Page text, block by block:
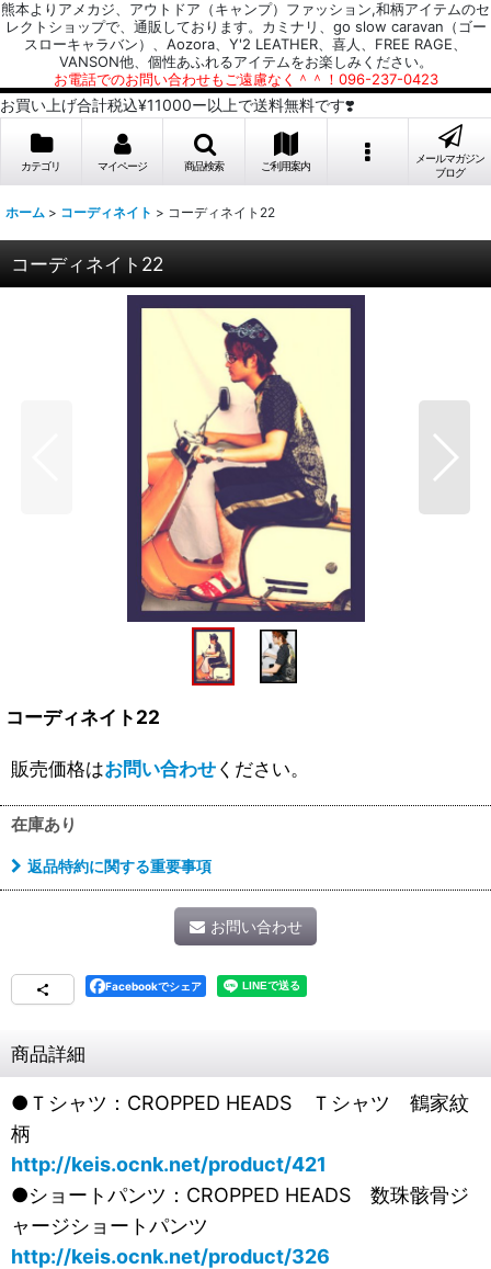
熊本よりアメカジ、アウトドア（キャンプ）ファッション,和柄アイテムのセ
レクトショップで、通販しております。カミナリ、go slow caravan（ゴー
スローキャラバン）、Aozora、Y'2 LEATHER、喜人、FREE RAGE、
VANSON他、個性あふれるアイテムをお楽しみください。
お電話でのお問い合わせもご遠慮なく＾＾！096-237-0423
お買い上げ合計税込¥11000ー以上で送料無料です❣️
カテゴリ マイページ 商品検索 ご利用案内
メールマガジン
ブログ
ホーム > コーディネイト > コーディネイト22
コーディネイト22
コーディネイト22
販売価格はお問い合わせください。
在庫あり
返品特約に関する重要事項
お問い合わせ
Facebookでシェア
商品詳細
●Ｔシャツ：CROPPED HEADS Ｔシャツ 鶴家紋
柄
http://keis.ocnk.net/product/421
●ショートパンツ：CROPPED HEADS 数珠骸骨ジ
ャージショートパンツ
http://keis.ocnk.net/product/326